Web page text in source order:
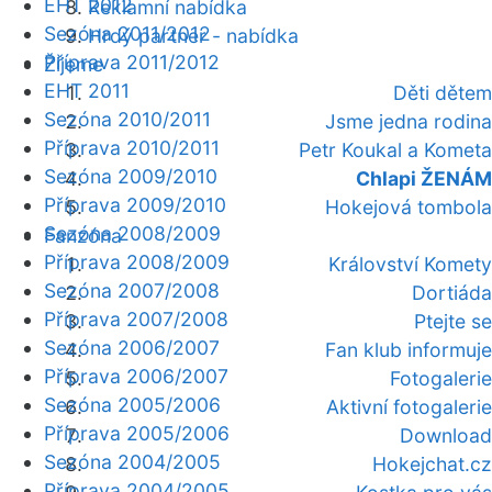
Reklamní nabídka
Hrdý partner - nabídka
Žijeme
Děti dětem
Jsme jedna rodina
Petr Koukal a Kometa
Chlapi ŽENÁM
Hokejová tombola
Fanzóna
Království Komety
Dortiáda
Ptejte se
Fan klub informuje
Fotogalerie
Aktivní fotogalerie
Download
Hokejchat.cz
EHT 2012
Sezóna 2011/2012
Příprava 2011/2012
EHT 2011
Sezóna 2010/2011
Příprava 2010/2011
Sezóna 2009/2010
Příprava 2009/2010
Sezóna 2008/2009
Příprava 2008/2009
Sezóna 2007/2008
Příprava 2007/2008
Sezóna 2006/2007
Příprava 2006/2007
Sezóna 2005/2006
Příprava 2005/2006
Sezóna 2004/2005